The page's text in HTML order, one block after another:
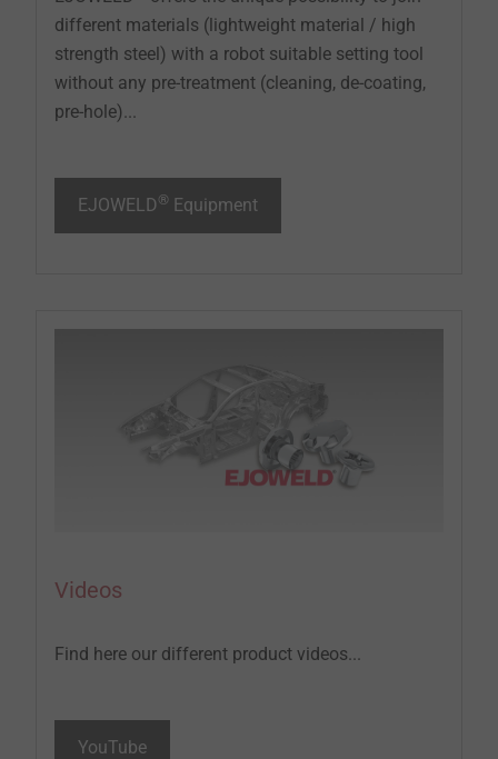
different materials (lightweight material / high
strength steel) with a robot suitable setting tool
without any pre-treatment (cleaning, de-coating,
pre-hole)...
EJOWELD ® Equipment
Videos
Find here our different product videos...
YouTube